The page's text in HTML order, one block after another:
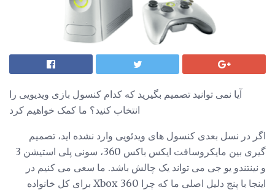
آیا نمی توانید تصمیم بگیرید که کدام کنسول بازی ویدیویی را
انتخاب کنید؟ ما کمک خواهیم کرد
اگر در نسل بعدی کنسول های ویدئویی وارد نشده اید، تصمیم
گیری بین مایکروسافت ایکس باکس 360، سونی پلی استیشن 3
و نینتندو یو جی می تواند یک چالش باشد. ما سعی می کنیم در
اینجا با پنج دلیل اصلی ما که چرا Xbox 360 برای کل خانواده